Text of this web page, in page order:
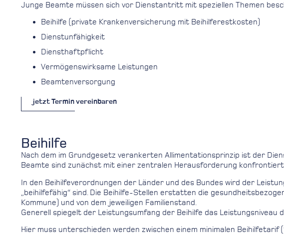
Junge Beamte müssen sich vor Dienstantritt mit speziellen Themen
Beihilfe (private Krankenversicherung mit Beihilferestkosten)
Dienstunfähigkeit
Diensthaftpflicht
Vermögenswirksame Leistungen
Beamtenversorgung
jetzt Termin vereinbaren
Beihilfe
Nach dem im Grundgesetz verankerten Allimentationsprinzip ist der
Beamte sind zunächst mit einer zentralen Herausforderung
In den Beihilfeverordnungen der Länder und des Bundes wird der
„beihilfefähig“ sind. Die Beihilfe-Stellen erstatten die
Kommune) und von dem jeweiligen Familienstand.
Generell spiegelt der Leistungsumfang der Beihilfe das Leistungsniveau
Hier muss unterschieden werden zwischen einem minimalen